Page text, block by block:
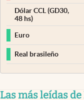
Dólar CCL (GD30,
48 hs)
Euro
Real brasileño
Las más leídas